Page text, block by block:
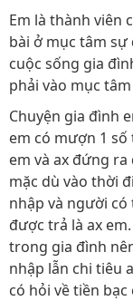
Em là thành viên
bài ở mục tâm
cuộc sống gia
phải vào mục
Chuyện gia đình
em có mượn 1
em và ax đứng
mặc dù vào thời
nhập và người có
được trả là ax
trong gia đình
nhập lẫn chi tiêu
có hỏi về tiền